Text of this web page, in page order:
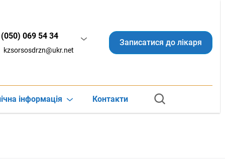
(050) 069 54 34
kzsorsosdrzn@ukr.net
Записатися до лікаря
інформація Контакти